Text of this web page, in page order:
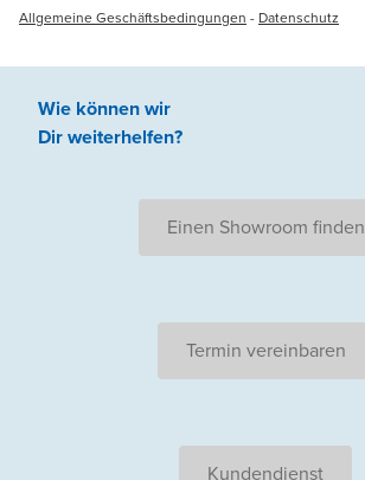
Allgemeine Geschäftsbedingungen - Datenschutz
Wie können wir
Dir weiterhelfen?
Einen Showroom finden
Termin vereinbaren
Kundendienst